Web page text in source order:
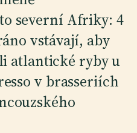
severní Afriky: 4
vstávají, aby
atlantické ryby u
v brasseriích